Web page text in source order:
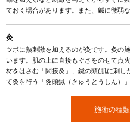
ておく場合があります。また、鍼に微弱
灸
ツボに熱刺激を加えるのが灸です。灸の
います。肌の上に直接もぐさをのせて点
材をはさむ「間接灸」、鍼の頭(肌に刺し
て灸を行う「灸頭鍼（きゅうとうしん）
施術の種